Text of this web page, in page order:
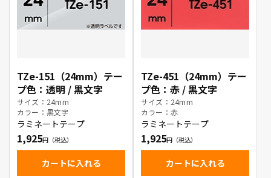
TZe-151（24mm）テー
プ色：透明 / 黒文字
サイズ：24mm
カラー：黒文字
ラミネートテープ
1,925
カートに入れる
TZe-451（24mm）テー
プ色：赤 / 黒文字
サイズ：24mm
カラー：赤
ラミネートテープ
1,925
カートに入れる